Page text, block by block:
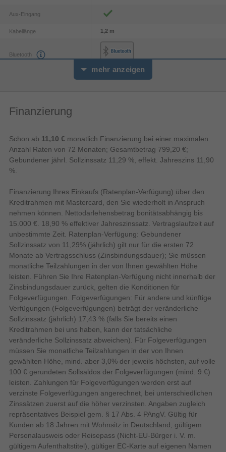
Nachtclub. Mit seiner einzigartigen und farbenfrohen Lichtshow,
die synchron zum JBL Original Pro Sound läuft. Mit den
Oberblende und der PartyBox-App kannst du musikalische und
visuelle Erlebnisse auf höchstem Niveau schaffen. Du kannst
sowohl die blinkenden Stroboskoplichter als auch den
fantastischen Sound der beiden Hochtöner und der bassreichen
größeres Publikum. Und mit dem handlichen Griff und den
Aux-Eingang
Kabellänge 1,2 m
Bluetooth
5.1
Mikrofon-Eingang
USB Anschluss
WLAN
Übertragungstechnik
RMS-Leistung 800 W
Rauschverhältnis (SNR) 80 dB
Frequenzbereich 35 - 20000 Hz
Subwoofer Effektivwert Energie 800 W
Design
LED-Anzeigen
Gehäusematerial Kunststoff
Produktfarbe Schwarz
Eingebautes Display
Energiequelle
USB Power Delivery
mehr anzeigen
Finanzierung
Schon ab 11,10 € monatlich Finanzierung bei einer maximalen
Anzahl Raten von 72 Monaten; Gesamtbetrag 799,20 €;
Gebundener jährl. Sollzinssatz 11,29 %, effekt. Jahreszins 11,90
%.
Finanzierung Ihres Einkaufs (Ratenplan-Verfügung) über den
Kreditrahmen mit Mastercard, den Sie wiederholt in Anspruch
nehmen können. Nettodarlehensbetrag bonitätsabhängig bis
15.000 €. 18,90 % effektiver Jahreszinssatz. Vertragslaufzeit auf
unbestimmte Zeit. Ratenplan-Verfügung: Gebundener
Sollzinssatz von 11,29% (jährlich) gilt nur für die ersten 72
Monate ab Vertragsschluss (Zinsbindungsdauer); Sie müssen
monatliche Teilzahlungen in der von Ihnen gewählten Höhe
leisten. Führen Sie Ihre Ratenplan-Verfügung nicht innerhalb der
Zinsbindungsdauer zurück, gelten die Konditionen für
Folgeverfügungen. Folgeverfügungen: Für andere und künftige
Verfügungen (Folgeverfügungen) beträgt der veränderliche
Sollzinssatz (jährlich) 17,43 % (falls Sie bereits einen
Kreditrahmen bei uns haben, kann der tatsächliche
veränderliche Sollzinssatz abweichen). Für Folgeverfügungen
müssen Sie monatliche Teilzahlungen in der von Ihnen
gewählten Höhe, mind. aber 3,0% der jeweils höchsten, auf volle
100 € gerundeten Sollsaldos der Folgeverfügungen (mind. 9 €)
leisten. Zahlungen für Folgeverfügungen werden erst auf
verzinste Folgeverfügungen angerechnet, bei unterschiedlichen
Zinssätzen zuerst auf die höher verzinsten. Angaben zugleich
repräsentatives Beispiel gem. § 17 Abs. 4 PAngV. Gültig für
Kunden ab 18 Jahren mit Wohnsitz in Deutschland, gültigem
Personalausweis oder Reisepass (Nicht-EU-Bürger i. V. m.
gültigem Aufenthaltstitel), gültiger EC-Karte auf eigenen Namen